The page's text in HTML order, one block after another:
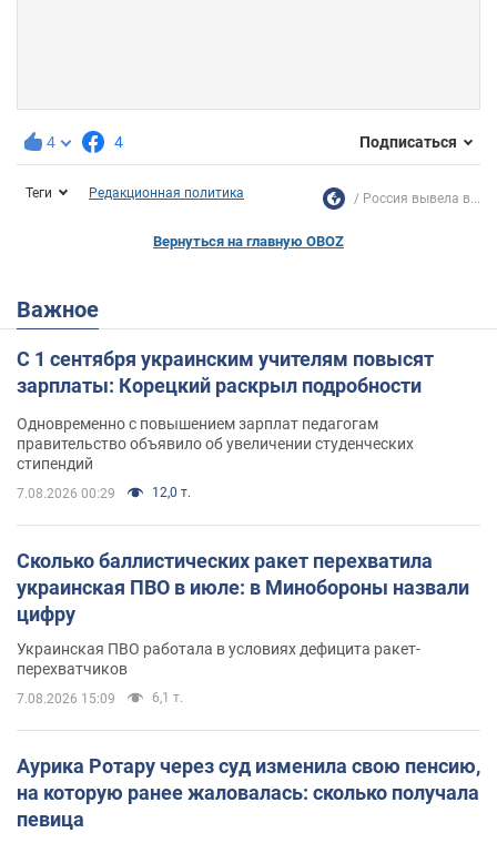
4 4 Подписаться
Теги Редакционная политика Россия вывела в...
Вернуться на главную OBOZ
Важное
С 1 сентября украинским учителям повысят
зарплаты: Корецкий раскрыл подробности
Одновременно с повышением зарплат педагогам
правительство объявило об увеличении студенческих
стипендий
7.08.2026 00:29 12,0 т.
Сколько баллистических ракет перехватила
украинская ПВО в июле: в Минобороны назвали
цифру
Украинская ПВО работала в условиях дефицита ракет-
перехватчиков
7.08.2026 15:09 6,1 т.
Аурика Ротару через суд изменила свою пенсию,
на которую ранее жаловалась: сколько получала
певица